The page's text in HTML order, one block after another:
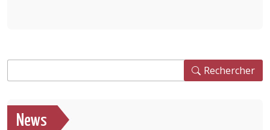
Rechercher
News